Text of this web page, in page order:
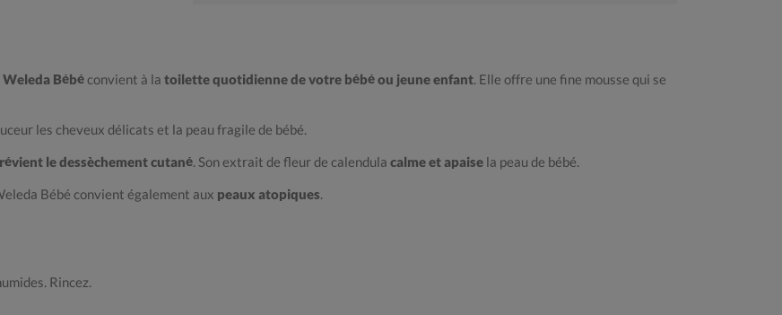
Bébéconvient à la toilette quotidienne de votre bébé ou jeune enfant. Elle offre une fine mousse qui se
les cheveux délicats et la peau fragile de bébé.
le dessèchement cutané. Son extrait de fleur de calendula calme et apaise la peau de bébé.
Bébé convient également aux peaux atopiques.
Rincez.